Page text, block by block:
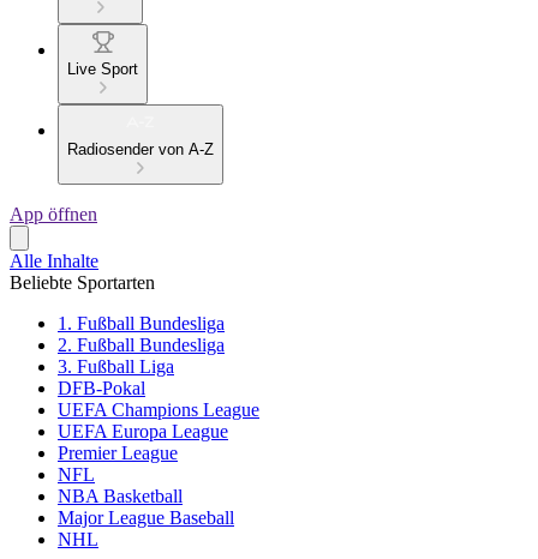
Live Sport
Radiosender von A-Z
App öffnen
Alle Inhalte
Beliebte Sportarten
1. Fußball Bundesliga
2. Fußball Bundesliga
3. Fußball Liga
DFB-Pokal
UEFA Champions League
UEFA Europa League
Premier League
NFL
NBA Basketball
Major League Baseball
NHL